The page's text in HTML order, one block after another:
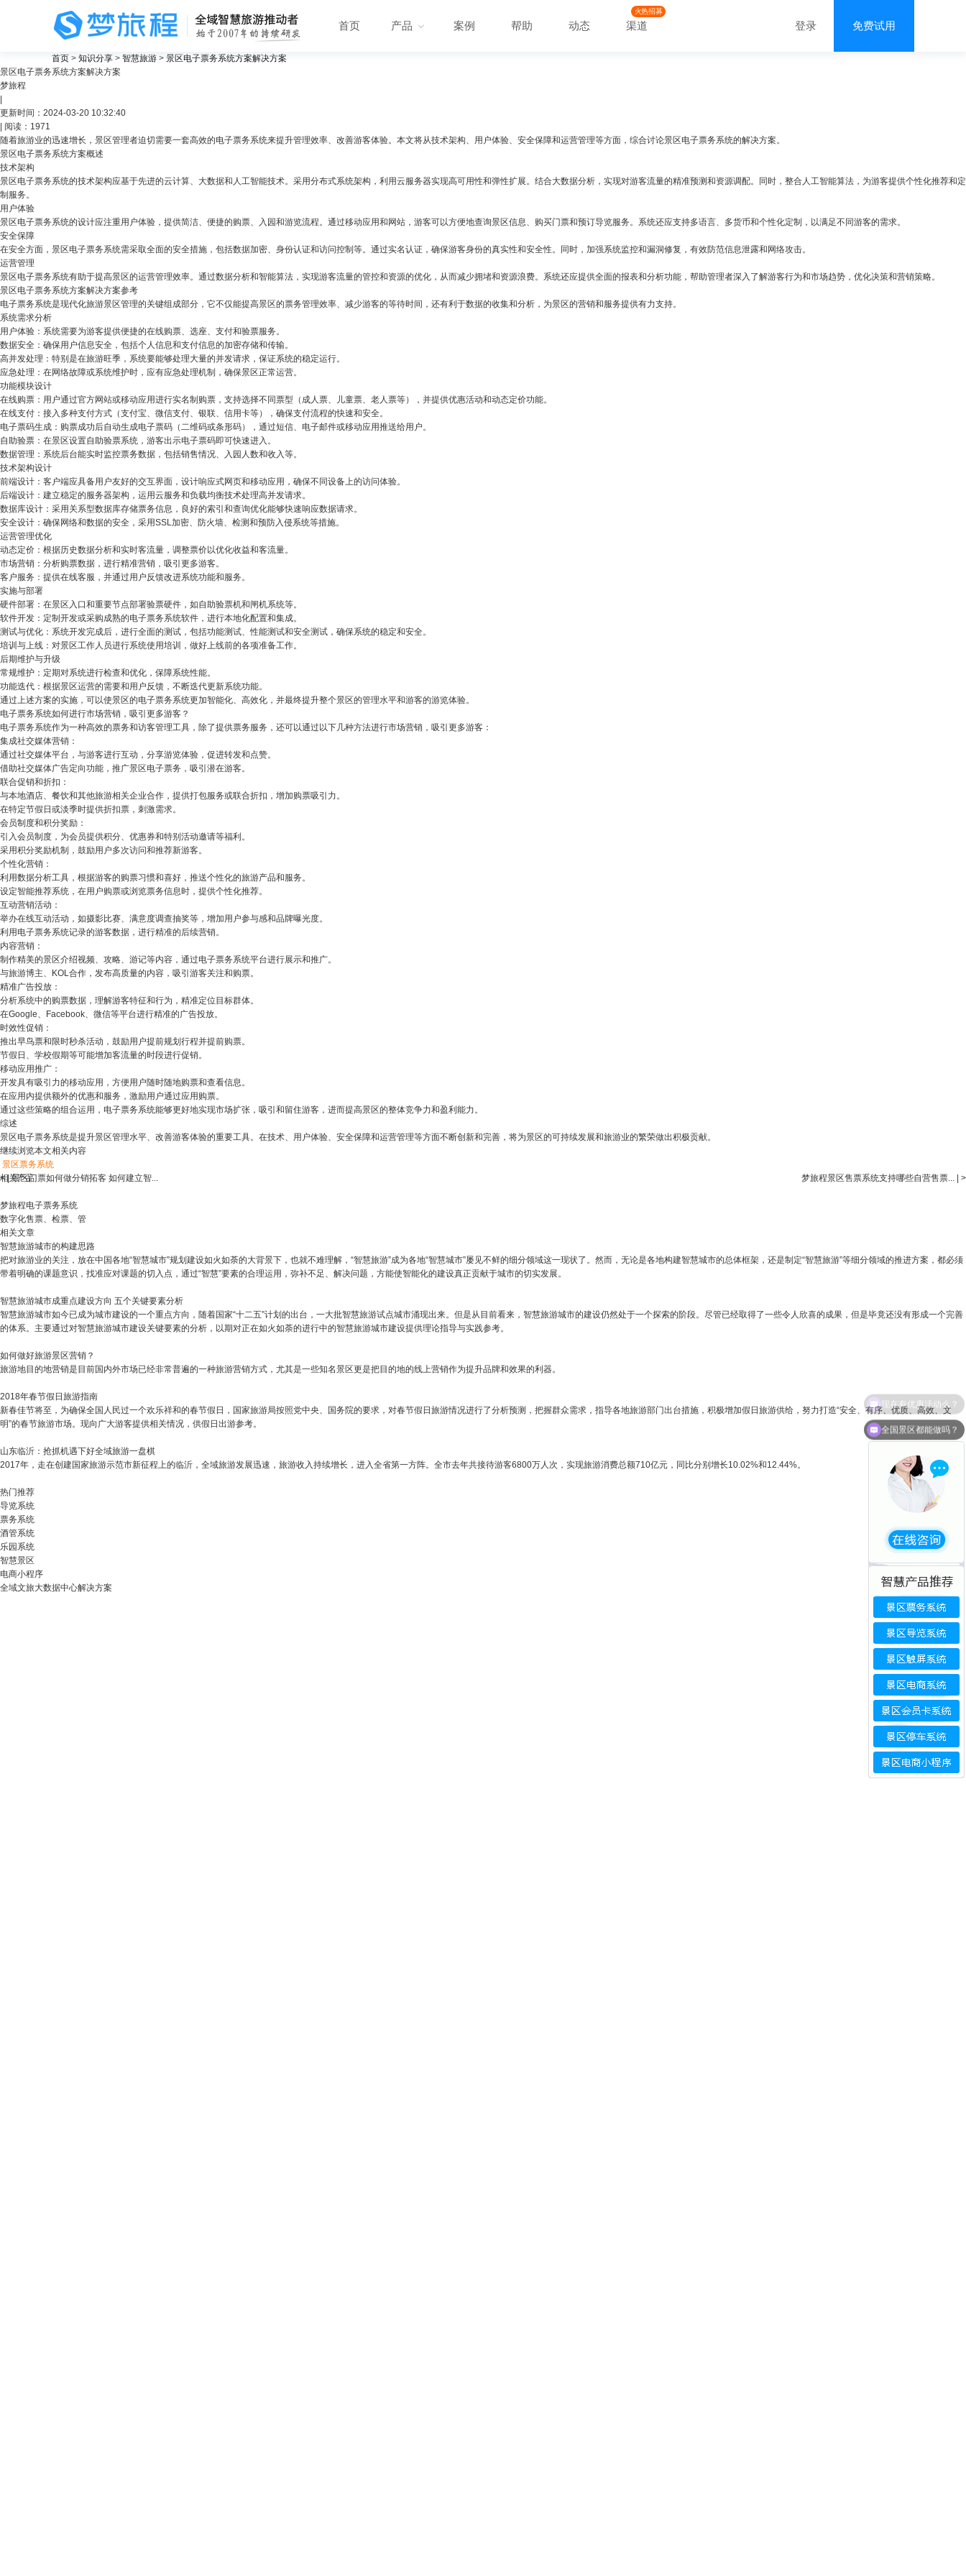
首页 产品 案例 帮助 动态
火热招募
渠道 登录 免费试用
首页 > 知识分享 > 智慧旅游 > 景区电子票务系统方案解决方案
景区电子票务系统方案解决方案
梦旅程
更新时间：2024-03-20 10:32:40
| 阅读：1971
随着旅游业的迅速增长，景区管理者迫切需要一套高效的电子票务系统来提升管理效率、改善游客体验。本文将从技术架构、用户体验、安全保障和运营管理等方面，综合讨论景区电子票务系统的解决方案。
景区电子票务系统方案概述
技术架构
景区电子票务系统的技术架构应基于先进的云计算、大数据和人工智能技术。采用分布式系统架构，利用云服务器实现高可用性和弹性扩展。结合大数据分析，实现对游客流量的精准预测和资源调配。同时，整合人工智能算法，为游客提供个性化推荐和定
制服务。
用户体验
景区电子票务系统的设计应注重用户体验，提供简洁、便捷的购票、入园和游览流程。通过移动应用和网站，游客可以方便地查询景区信息、购买门票和预订导览服务。系统还应支持多语言、多货币和个性化定制，以满足不同游客的需求。
安全保障
在安全方面，景区电子票务系统需采取全面的安全措施，包括数据加密、身份认证和访问控制等。通过实名认证，确保游客身份的真实性和安全性。同时，加强系统监控和漏洞修复，有效防范信息泄露和网络攻击。
运营管理
景区电子票务系统有助于提高景区的运营管理效率。通过数据分析和智能算法，实现游客流量的管控和资源的优化，从而减少拥堵和资源浪费。系统还应提供全面的报表和分析功能，帮助管理者深入了解游客行为和市场趋势，优化决策和营销策略。
景区电子票务系统方案解决方案参考
电子票务系统是现代化旅游景区管理的关键组成部分，它不仅能提高景区的票务管理效率、减少游客的等待时间，还有利于数据的收集和分析，为景区的营销和服务提供有力支持。
系统需求分析
用户体验：系统需要为游客提供便捷的在线购票、选座、支付和验票服务。
数据安全：确保用户信息安全，包括个人信息和支付信息的加密存储和传输。
高并发处理：特别是在旅游旺季，系统要能够处理大量的并发请求，保证系统的稳定运行。
应急处理：在网络故障或系统维护时，应有应急处理机制，确保景区正常运营。
功能模块设计
在线购票：用户通过官方网站或移动应用进行实名制购票，支持选择不同票型（成人票、儿童票、老人票等），并提供优惠活动和动态定价功能。
在线支付：接入多种支付方式（支付宝、微信支付、银联、信用卡等），确保支付流程的快速和安全。
电子票码生成：购票成功后自动生成电子票码（二维码或条形码），通过短信、电子邮件或移动应用推送给用户。
自助验票：在景区设置自助验票系统，游客出示电子票码即可快速进入。
数据管理：系统后台能实时监控票务数据，包括销售情况、入园人数和收入等。
技术架构设计
前端设计：客户端应具备用户友好的交互界面，设计响应式网页和移动应用，确保不同设备上的访问体验。
后端设计：建立稳定的服务器架构，运用云服务和负载均衡技术处理高并发请求。
数据库设计：采用关系型数据库存储票务信息，良好的索引和查询优化能够快速响应数据请求。
安全设计：确保网络和数据的安全，采用SSL加密、防火墙、检测和预防入侵系统等措施。
运营管理优化
动态定价：根据历史数据分析和实时客流量，调整票价以优化收益和客流量。
市场营销：分析购票数据，进行精准营销，吸引更多游客。
客户服务：提供在线客服，并通过用户反馈改进系统功能和服务。
实施与部署
硬件部署：在景区入口和重要节点部署验票硬件，如自助验票机和闸机系统等。
软件开发：定制开发或采购成熟的电子票务系统软件，进行本地化配置和集成。
测试与优化：系统开发完成后，进行全面的测试，包括功能测试、性能测试和安全测试，确保系统的稳定和安全。
培训与上线：对景区工作人员进行系统使用培训，做好上线前的各项准备工作。
后期维护与升级
常规维护：定期对系统进行检查和优化，保障系统性能。
功能迭代：根据景区运营的需要和用户反馈，不断迭代更新系统功能。
通过上述方案的实施，可以使景区的电子票务系统更加智能化、高效化，并最终提升整个景区的管理水平和游客的游览体验。
电子票务系统如何进行市场营销，吸引更多游客？
电子票务系统作为一种高效的票务和访客管理工具，除了提供票务服务，还可以通过以下几种方法进行市场营销，吸引更多游客：
集成社交媒体营销：
通过社交媒体平台，与游客进行互动，分享游览体验，促进转发和点赞。
借助社交媒体广告定向功能，推广景区电子票务，吸引潜在游客。
联合促销和折扣：
与本地酒店、餐饮和其他旅游相关企业合作，提供打包服务或联合折扣，增加购票吸引力。
在特定节假日或淡季时提供折扣票，刺激需求。
会员制度和积分奖励：
引入会员制度，为会员提供积分、优惠券和特别活动邀请等福利。
采用积分奖励机制，鼓励用户多次访问和推荐新游客。
个性化营销：
利用数据分析工具，根据游客的购票习惯和喜好，推送个性化的旅游产品和服务。
设定智能推荐系统，在用户购票或浏览票务信息时，提供个性化推荐。
互动营销活动：
举办在线互动活动，如摄影比赛、满意度调查抽奖等，增加用户参与感和品牌曝光度。
利用电子票务系统记录的游客数据，进行精准的后续营销。
内容营销：
制作精美的景区介绍视频、攻略、游记等内容，通过电子票务系统平台进行展示和推广。
与旅游博主、KOL合作，发布高质量的内容，吸引游客关注和购票。
精准广告投放：
分析系统中的购票数据，理解游客特征和行为，精准定位目标群体。
在Google、Facebook、微信等平台进行精准的广告投放。
时效性促销：
推出早鸟票和限时秒杀活动，鼓励用户提前规划行程并提前购票。
节假日、学校假期等可能增加客流量的时段进行促销。
移动应用推广：
开发具有吸引力的移动应用，方便用户随时随地购票和查看信息。
在应用内提供额外的优惠和服务，激励用户通过应用购票。
通过这些策略的组合运用，电子票务系统能够更好地实现市场扩张，吸引和留住游客，进而提高景区的整体竞争力和盈利能力。
综述
景区电子票务系统是提升景区管理水平、改善游客体验的重要工具。在技术、用户体验、安全保障和运营管理等方面不断创新和完善，将为景区的可持续发展和旅游业的繁荣做出积极贡献。
继续浏览本文相关内容
景区票务系统
<|景区门票如何做分销拓客 如何建立智... 梦旅程景区售票系统支持哪些自营售票... >
相关产品
梦旅程电子票务系统
数字化售票、检票、管
相关文章
智慧旅游城市的构建思路
把对旅游业的关注，放在中国各地“智慧城市”规划建设如火如荼的大背景下，也就不难理解，“智慧旅游”成为各地“智慧城市”屡见不鲜的细分领域这一现状了。然而，无论是各地构建智慧城市的总体框架，还是制定“智慧旅游”等细分领域的推进方案，都必须
带着明确的课题意识，找准应对课题的切入点，通过“智慧”要素的合理运用，弥补不足、解决问题，方能使智能化的建设真正贡献于城市的切实发展。
智慧旅游城市成重点建设方向 五个关键要素分析
智慧旅游城市如今已成为城市建设的一个重点方向，随着国家“十二五”计划的出台，一大批智慧旅游试点城市涌现出来。但是从目前看来，智慧旅游城市的建设仍然处于一个探索的阶段。尽管已经取得了一些令人欣喜的成果，但是毕竟还没有形成一个完善
的体系。主要通过对智慧旅游城市建设关键要素的分析，以期对正在如火如荼的进行中的智慧旅游城市建设提供理论指导与实践参考。
如何做好旅游景区营销？
旅游地目的地营销是目前国内外市场已经非常普遍的一种旅游营销方式，尤其是一些知名景区更是把目的地的线上营销作为提升品牌和效果的利器。
2018年春节假日旅游指南
新春佳节将至，为确保全国人民过一个欢乐祥和的春节假日，国家旅游局按照党中央、国务院的要求，对春节假日旅游情况进行了分析预测，把握群众需求，指导各地旅游部门出台措施，积极增加假日旅游供给，努力打造“安全、有序、优质、高效、文
明”的春节旅游市场。现向广大游客提供相关情况，供假日出游参考。
山东临沂：抢抓机遇下好全域旅游一盘棋
2017年，走在创建国家旅游示范市新征程上的临沂，全域旅游发展迅速，旅游收入持续增长，进入全省第一方阵。全市去年共接待游客6800万人次，实现旅游消费总额710亿元，同比分别增长10.02%和12.44%。
热门推荐
导览系统
票务系统
酒管系统
乐园系统
智慧景区
电商小程序
全域文旅大数据中心解决方案
全国景区都能做吗？